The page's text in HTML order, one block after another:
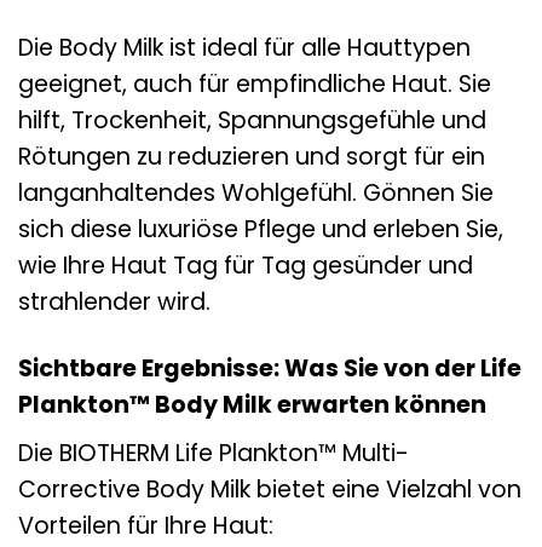
Die Body Milk ist ideal für alle Hauttypen
geeignet, auch für empfindliche Haut. Sie
hilft, Trockenheit, Spannungsgefühle und
Rötungen zu reduzieren und sorgt für ein
langanhaltendes Wohlgefühl. Gönnen Sie
sich diese luxuriöse Pflege und erleben Sie,
wie Ihre Haut Tag für Tag gesünder und
strahlender wird.
Sichtbare Ergebnisse: Was Sie von der Life
Plankton™ Body Milk erwarten können
Die BIOTHERM Life Plankton™ Multi-
Corrective Body Milk bietet eine Vielzahl von
Vorteilen für Ihre Haut: